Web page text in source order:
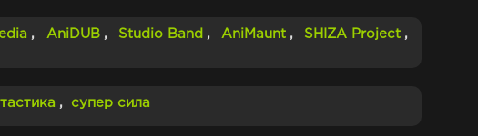
, AniDUB , Studio Band , AniMaunt , SHIZA Project ,
, супер сила